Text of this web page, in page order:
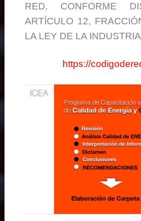
RED, CONFORME
ARTÍCULO 12,
LA LEY DE LA
https://